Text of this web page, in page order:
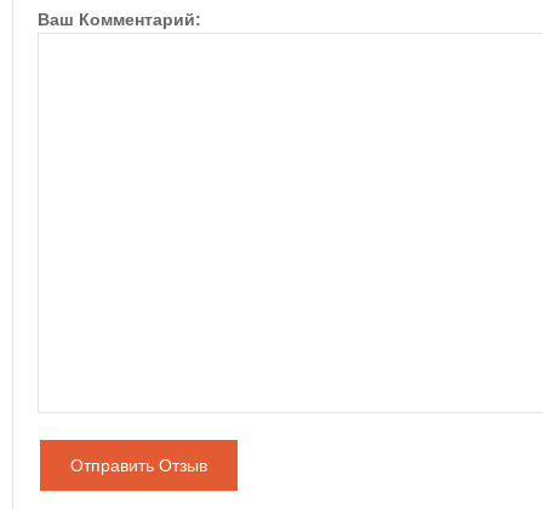
Ваш Комментарий:
Отправить Отзыв